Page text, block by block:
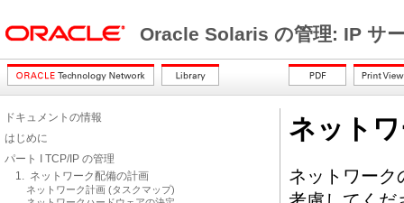
Oracle Solaris の管理: IP サ
ドキュメントの情報
はじめに
パート I TCP/IP の管理
1. ネットワーク配備の計画
ネットワーク計画 (タスクマップ)
ネット
ネットワーク